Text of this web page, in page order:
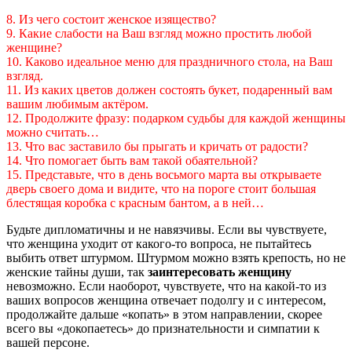
8. Из чего состоит женское изящество?
9. Какие слабости на Ваш взгляд можно простить любой
женщине?
10. Каково идеальное меню для праздничного стола, на Ваш
взгляд.
11. Из каких цветов должен состоять букет, подаренный вам
вашим любимым актёром.
12. Продолжите фразу: подарком судьбы для каждой женщины
можно считать…
13. Что вас заставило бы прыгать и кричать от радости?
14. Что помогает быть вам такой обаятельной?
15. Представьте, что в день восьмого марта вы открываете
дверь своего дома и видите, что на пороге стоит большая
блестящая коробка с красным бантом, а в ней…
Будьте дипломатичны и не навязчивы. Если вы чувствуете,
что женщина уходит от какого-то вопроса, не пытайтесь
выбить ответ штурмом. Штурмом можно взять крепость, но не
женские тайны души, так заинтересовать женщину
невозможно. Если наоборот, чувствуете, что на какой-то из
ваших вопросов женщина отвечает подолгу и с интересом,
продолжайте дальше «копать» в этом направлении, скорее
всего вы «докопаетесь» до признательности и симпатии к
вашей персоне.